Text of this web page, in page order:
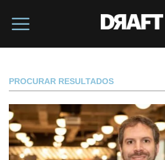
PROCURAR RESULTADOS